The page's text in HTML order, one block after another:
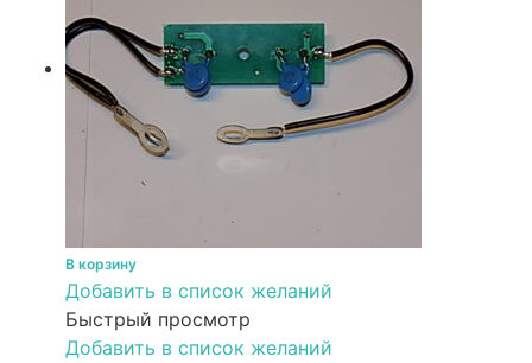
В корзину
Добавить в список желаний
Быстрый просмотр
Добавить в список желаний